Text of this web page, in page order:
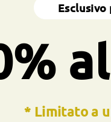
* Limitato a